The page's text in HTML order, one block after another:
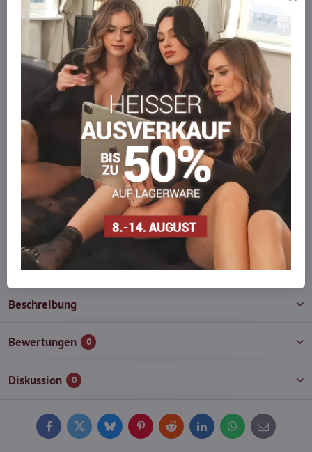
SICHERE ZAHLUNGEN
Gesicherte Online-Zahlungen
Ware auf Lager
Wir versenden sofort
Werden Sie Teil von everlady
Werden Sie Teil von everlady und genießen Sie einen5 %
Mitgliedervorteil
bei jedem Einkauf.
Der Vorteil wird automatisch im Warenkorb angewendet.
Möchten Sie mehr bestellen, als wir
auf Lager haben?
Zögern Sie nicht, uns zu kontaktieren, wir füllen die Ware für Sie
wieder auf!
info​@everlady​.eu
Beschreibung
Bewertungen 0
Diskussion 0
FacebookTwitterBlueskyPinterestReddit LinkedInWhatsApp
E-
mail